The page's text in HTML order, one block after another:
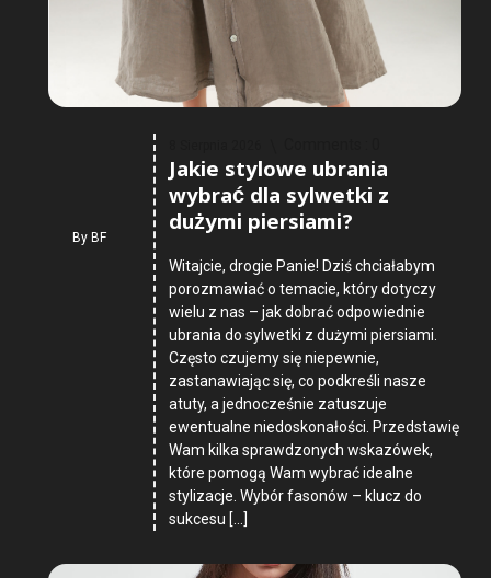
ByBF
Jakie stylowe ubrania
wybrać dla sylwetki z
dużymi piersiami?
Witajcie, drogie Panie! Dziś chciałabym
porozmawiać o temacie, który dotyczy
wielu z nas – jak dobrać odpowiednie
ubrania do sylwetki z dużymi piersiami.
Często czujemy się niepewnie,
zastanawiając się, co podkreśli nasze
atuty, a jednocześnie zatuszuje
ewentualne niedoskonałości. Przedstawię
Wam kilka sprawdzonych wskazówek,
które pomogą Wam wybrać idealne
stylizacje. Wybór fasonów – klucz do
sukcesu […]